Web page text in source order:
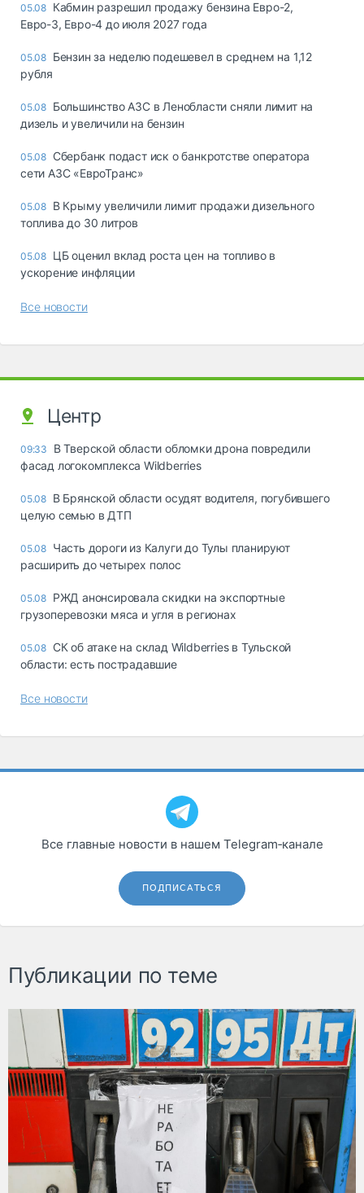
05.08 Кабмин разрешил продажу бензина Евро-2,
Евро-3, Евро-4 до июля 2027 года
05.08 Бензин за неделю подешевел в среднем на 1,12
рубля
05.08 Большинство АЗС в Ленобласти сняли лимит на
дизель и увеличили на бензин
05.08 Сбербанк подаст иск о банкротстве оператора
сети АЗС «ЕвроТранс»
05.08 В Крыму увеличили лимит продажи дизельного
топлива до 30 литров
05.08 ЦБ оценил вклад роста цен на топливо в
ускорение инфляции
Все новости
Центр
09:33
В Тверской области обломки дрона повредили
фасад логокомплекса Wildberries
05.08 В Брянской области осудят водителя, погубившего
целую семью в ДТП
05.08 Часть дороги из Калуги до Тулы планируют
расширить до четырех полос
05.08 РЖД анонсировала скидки на экспортные
грузоперевозки мяса и угля в регионах
05.08 СК об атаке на склад Wildberries в Тульской
области: есть пострадавшие
Все новости
Все главные новости в нашем Telegram‑канале
ПОДПИСАТЬСЯ
Публикации по теме